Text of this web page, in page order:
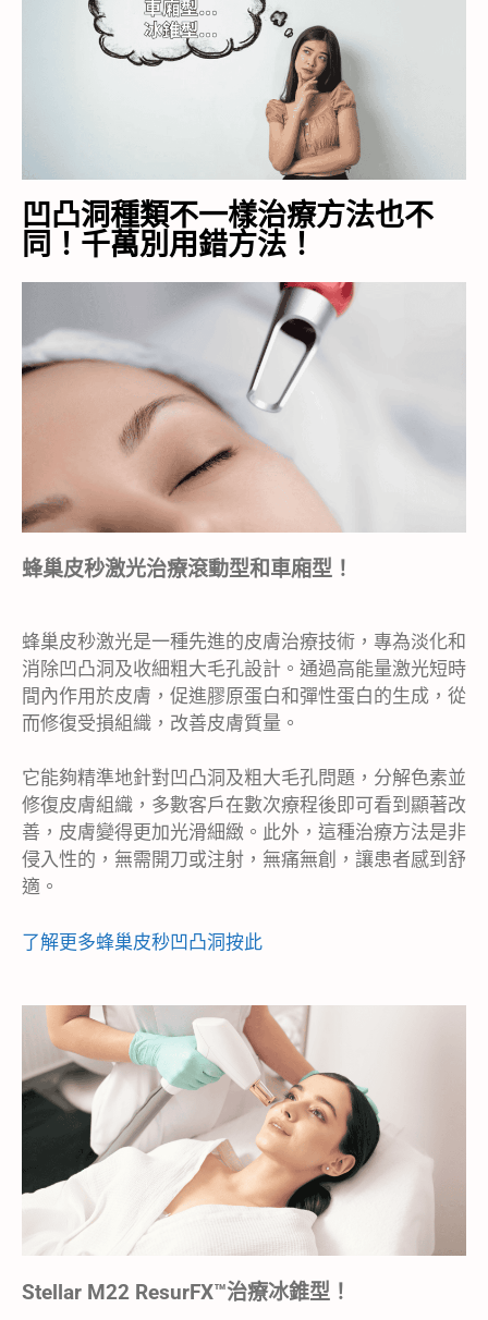
凹凸洞種類不一樣治療方法也不
同！千萬別用錯方法！
蜂巢皮秒激光治療滾動型和車廂型！
蜂巢皮秒激光是一種先進的皮膚治療技術，專為淡化和
消除凹凸洞及收細粗大毛孔設計。通過高能量激光短時
間內作用於皮膚，促進膠原蛋白和彈性蛋白的生成，從
而修復受損組織，改善皮膚質量。
它能夠精準地針對凹凸洞及粗大毛孔問題，分解色素並
修復皮膚組織，多數客戶在數次療程後即可看到顯著改
善，皮膚變得更加光滑細緻。此外，這種治療方法是非
侵入性的，無需開刀或注射，無痛無創，讓患者感到舒
適。
了解更多蜂巢皮秒凹凸洞按此
Stellar M22 ResurFX™治療冰錐型！